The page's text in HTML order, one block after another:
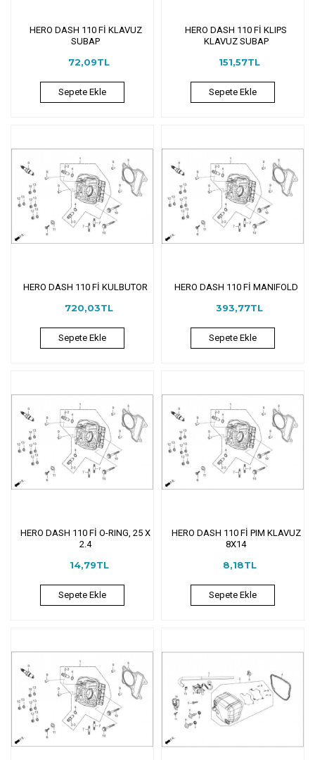
HERO DASH 110 Fİ KLAVUZ
SUBAP
72,09TL
Sepete Ekle
HERO DASH 110 Fİ KLIPS
KLAVUZ SUBAP
151,57TL
Sepete Ekle
HERO DASH 110 Fİ KULBUTOR
720,03TL
Sepete Ekle
HERO DASH 110 Fİ MANIFOLD
393,77TL
Sepete Ekle
HERO DASH 110 Fİ O-RING, 25 X
2.4
14,79TL
Sepete Ekle
HERO DASH 110 Fİ PIM KLAVUZ
8X14
8,18TL
Sepete Ekle